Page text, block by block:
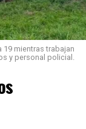
provocó
mientras trabajan
y personal policial.